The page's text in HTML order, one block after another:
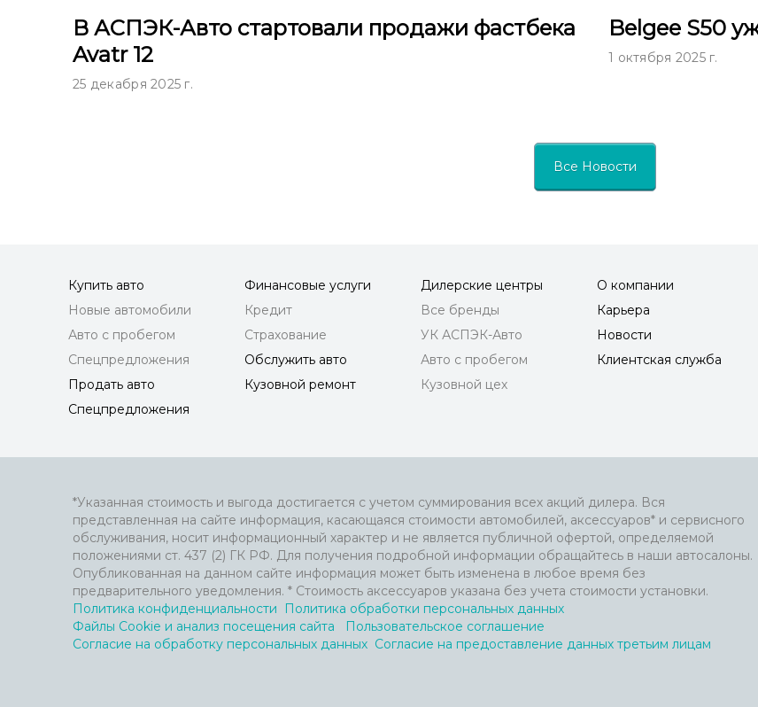
В АСПЭК-Авто стартовали продажи фастбека
Avatr 12
25 декабря 2025 г.
Belgee S50
1 октября 2025 г.
Все Новости
Купить авто
Новые автомобили
Авто с пробегом
Спецпредложения
Продать авто
Спецпредложения
Финансовые услуги
Кредит
Страхование
Обслужить авто
Кузовной ремонт
Дилерские центры
Все бренды
УК АСПЭК-Авто
Авто с пробегом
Кузовной цех
О компании
Карьера
Новости
Клиентская служба
*Указанная стоимость и выгода достигается с учетом суммирования всех акций дилера. Вся
представленная на сайте информация, касающаяся стоимости автомобилей, аксессуаров* и сервисного
обслуживания, носит информационный характер и не является публичной офертой, определяемой
положениями ст. 437 (2) ГК РФ. Для получения подробной информации обращайтесь в наши автосалоны.
Опубликованная на данном сайте информация может быть изменена в любое время без
предварительного уведомления. * Стоимость аксессуаров указана без учета стоимости установки.
Политика конфиденциальности
Политика обработки персональных данных
Файлы Cookie и анализ посещения сайта
Пользовательское соглашение
Согласие на обработку персональных данных Согласие на предоставление данных третьим лицам